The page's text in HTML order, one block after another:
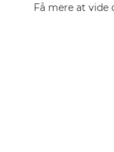
Få mere at vide